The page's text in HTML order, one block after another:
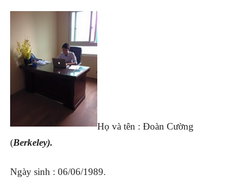
Họ và tên : Đoàn Cường
(Berkeley).
Ngày sinh : 06/06/1989.